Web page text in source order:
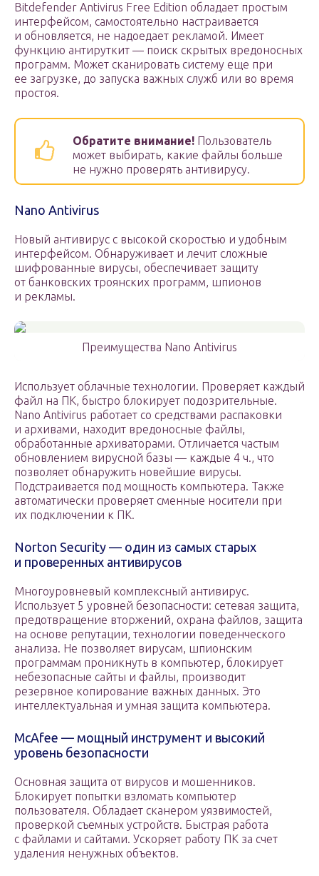
Bitdefender Antivirus Free Edition обладает простым
интерфейсом, самостоятельно настраивается
и обновляется, не надоедает рекламой. Имеет
функцию антируткит — поиск скрытых вредоносных
программ. Может сканировать систему еще при
ее загрузке, до запуска важных служб или во время
простоя.
Обратите внимание! Пользователь
может выбирать, какие файлы больше
не нужно проверять антивирусу.
Nano Antivirus
Новый антивирус с высокой скоростью и удобным
интерфейсом. Обнаруживает и лечит сложные
шифрованные вирусы, обеспечивает защиту
от банковских троянских программ, шпионов
и рекламы.
Преимущества Nano Antivirus
Использует облачные технологии. Проверяет каждый
файл на ПК, быстро блокирует подозрительные.
Nano Antivirus работает со средствами распаковки
и архивами, находит вредоносные файлы,
обработанные архиваторами. Отличается частым
обновлением вирусной базы — каждые 4 ч., что
позволяет обнаружить новейшие вирусы.
Подстраивается под мощность компьютера. Также
автоматически проверяет сменные носители при
их подключении к ПК.
Norton Security — один из самых старых
и проверенных антивирусов
Многоуровневый комплексный антивирус.
Использует 5 уровней безопасности: сетевая защита,
предотвращение вторжений, охрана файлов, защита
на основе репутации, технологии поведенческого
анализа. Не позволяет вирусам, шпионским
программам проникнуть в компьютер, блокирует
небезопасные сайты и файлы, производит
резервное копирование важных данных. Это
интеллектуальная и умная защита компьютера.
McAfee — мощный инструмент и высокий
уровень безопасности
Основная защита от вирусов и мошенников.
Блокирует попытки взломать компьютер
пользователя. Обладает сканером уязвимостей,
проверкой съемных устройств. Быстрая работа
с файлами и сайтами. Ускоряет работу ПК за счет
удаления ненужных объектов.